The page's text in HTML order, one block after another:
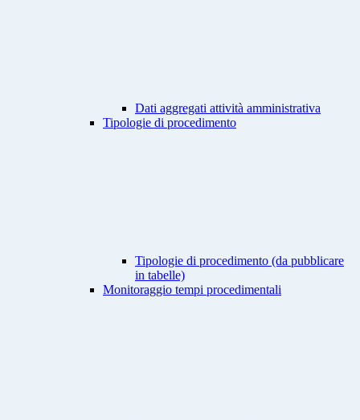
Dati aggregati attività amministrativa
Tipologie di procedimento
Tipologie di procedimento (da pubblicare
in tabelle)
Monitoraggio tempi procedimentali